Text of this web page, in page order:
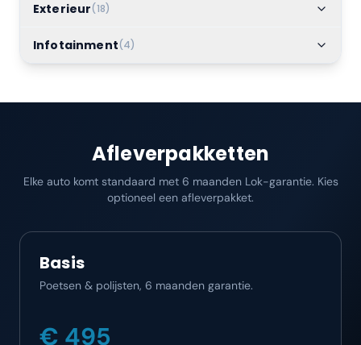
Exterieur(18)
Infotainment(4)
Afleverpakketten
Elke auto komt standaard met 6 maanden Lok-garantie. Kies
optioneel een afleverpakket.
Basis
Poetsen & polijsten, 6 maanden garantie.
€ 495